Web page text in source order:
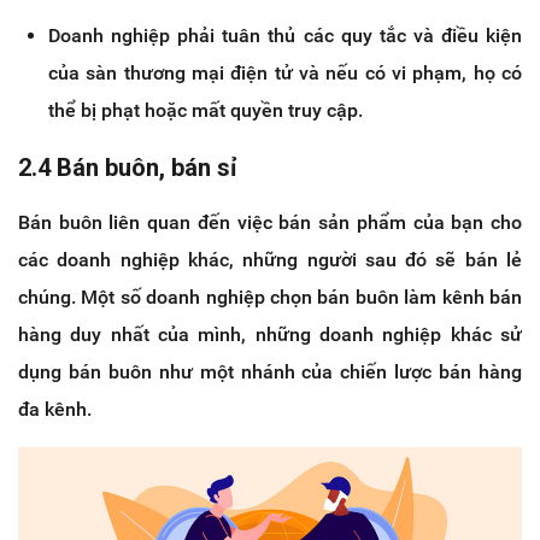
Doanh nghiệp phải tuân thủ các quy tắc và điều kiện
của sàn thương mại điện tử và nếu có vi phạm, họ có
thể bị phạt hoặc mất quyền truy cập.
2.4 Bán buôn, bán sỉ
Bán buôn liên quan đến việc bán sản phẩm của bạn cho
các doanh nghiệp khác, những người sau đó sẽ bán lẻ
chúng. Một số doanh nghiệp chọn bán buôn làm kênh bán
hàng duy nhất của mình, những doanh nghiệp khác sử
dụng bán buôn như một nhánh của chiến lược bán hàng
đa kênh.